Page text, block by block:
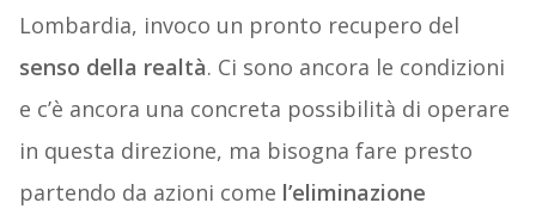
Lombardia, invoco un pronto recupero del
senso della realtà. Ci sono ancora le condizioni
e c’è ancora una concreta possibilità di operare
in questa direzione, ma bisogna fare presto
partendo da azioni come l’eliminazione